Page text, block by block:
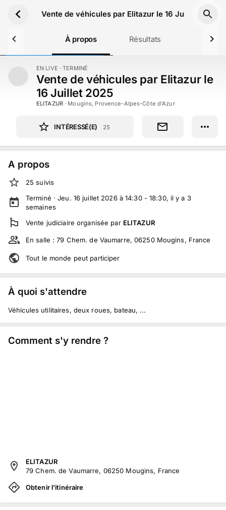
Vente de véhicules par Elitazur le 16 Juillet 2025
À propos Résultats
EN LIVE · TERMINÉ
Vente de véhicules par Elitazur le
16 Juillet 2025
ELITAZUR· Mougins, Provence-Alpes-Côte d'Azur
INTÉRESSÉ(E) 25
A propos
25 suivis
Terminé ·Jeu. 16 juillet 2026 à 14:30 - 18:30, il y a 3
semaines
Vente judiciaire organisée par ELITAZUR
En salle :79 Chem. de Vaumarre, 06250 Mougins, France
Tout le monde peut participer
À quoi s'attendre
Véhicules utilitaires, deux roues, bateau, ...
Comment s'y rendre ?
ELITAZUR
79 Chem. de Vaumarre, 06250 Mougins, France
Obtenir l'itinéraire